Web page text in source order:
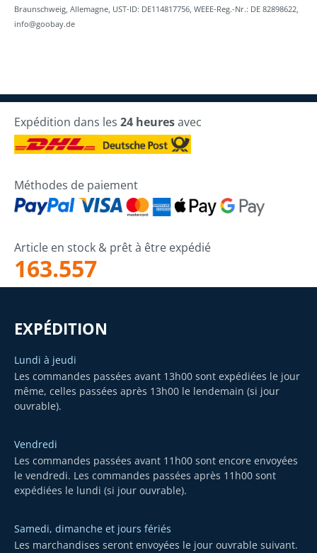
Braunschweig, Allemagne, UST-ID: DE114817756, WEEE-Reg.-Nr.: DE 82898622,
info@goobay.de
Expédition dans les 24 heuresavec
Méthodes de paiement
Article en stock & prêt à être expédié
163.557
EXPÉDITION
Lundi à jeudi
Les commandes passées avant 13h00 sont expédiées le jour
même, celles passées après 13h00 le lendemain (si jour
ouvrable).
Vendredi
Les commandes passées avant 11h00 sont encore envoyées
le vendredi. Les commandes passées après 11h00 sont
expédiées le lundi (si jour ouvrable).
Samedi, dimanche et jours fériés
Les marchandises seront envoyées le jour ouvrable suivant.